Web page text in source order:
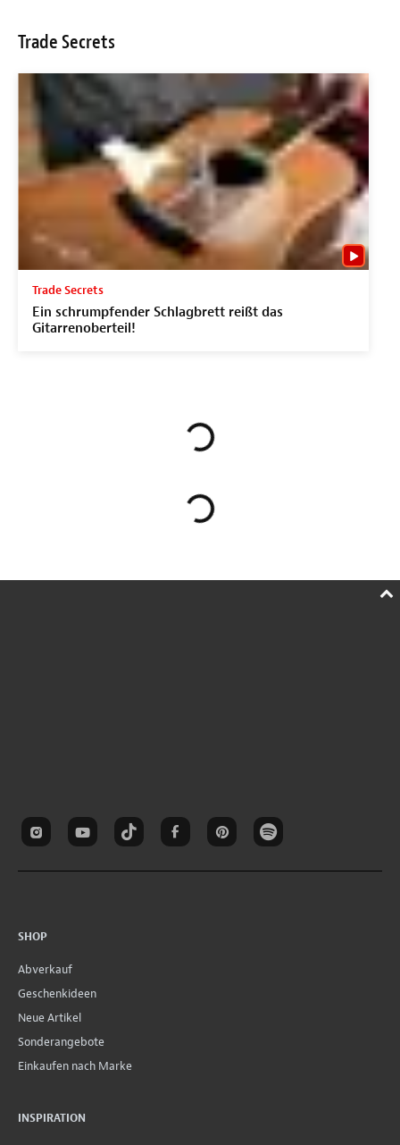
Trade Secrets
Trade Secrets
Ein schrumpfender Schlagbrett reißt das
Gitarrenoberteil!
SHOP
Abverkauf
Geschenkideen
Neue Artikel
Sonderangebote
Einkaufen nach Marke
INSPIRATION